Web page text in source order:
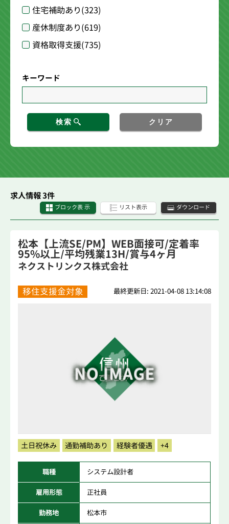
住宅補助あり(323)
産休制度あり(619)
資格取得支援(735)
キーワード
検索 クリア
求人情報 3件
ブロック表 示 リスト表示 ダウンロード
松本【上流SE/PM】WEB面接可/定着率
95%以上/平均残業13H/賞与4ヶ月
ネクストリンクス株式会社
移住支援金対象 最終更新日: 2021-04-08 13:14:08
土日祝休み 通勤補助あり 経験者優遇 +4
職種 システム設計者
雇用形態 正社員
勤務地 松本市